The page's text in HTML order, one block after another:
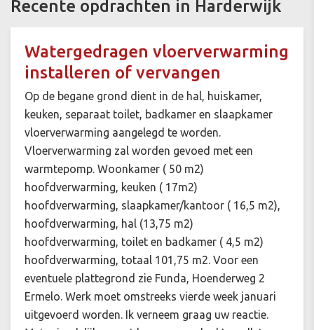
Recente opdrachten in Harderwijk
Watergedragen vloerverwarming
installeren of vervangen
Op de begane grond dient in de hal, huiskamer,
keuken, separaat toilet, badkamer en slaapkamer
vloerverwarming aangelegd te worden.
Vloerverwarming zal worden gevoed met een
warmtepomp. Woonkamer ( 50 m2)
hoofdverwarming, keuken ( 17m2)
hoofdverwarming, slaapkamer/kantoor ( 16,5 m2),
hoofdverwarming, hal (13,75 m2)
hoofdverwarming, toilet en badkamer ( 4,5 m2)
hoofdverwarming, totaal 101,75 m2. Voor een
eventuele plattegrond zie Funda, Hoenderweg 2
Ermelo. Werk moet omstreeks vierde week januari
uitgevoerd worden. Ik verneem graag uw reactie.